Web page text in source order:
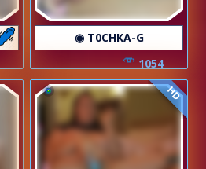
◉ T0CHKA-G
1054
HD